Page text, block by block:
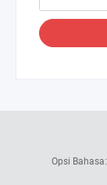
Opsi Bahasa: